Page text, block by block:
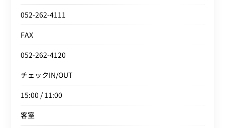
052-262-4111
FAX
052-262-4120
チェックIN/OUT
15:00 / 11:00
客室